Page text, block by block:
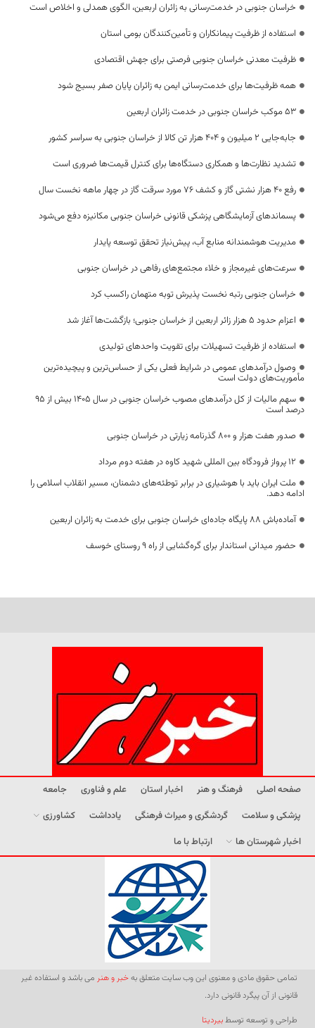
خراسان جنوبی در خدمت‌رسانی به زائران اربعین، الگوی همدلی و اخلاص است
استفاده از ظرفیت پیمانکاران و تأمین‌کنندگان بومی استان
ظرفیت معدنی خراسان جنوبی فرصتی برای جهش اقتصادی
همه ظرفیت‌ها برای خدمت‌رسانی ایمن به زائران پایان صفر بسیج شود
53 موکب خراسان جنوبی در خدمت زائران اربعین
جابه‌جایی 2 میلیون و 404 هزار تن کالا از خراسان جنوبی به سراسر کشور
تشدید نظارت‌ها و همکاری دستگاه‌ها برای کنترل قیمت‌ها ضروری است
رفع 40 هزار نشتی گاز و کشف 76 مورد سرقت گاز در چهار ماهه نخست سال
پسماندهای آزمایشگاهی پزشکی قانونی خراسان جنوبی مکانیزه دفع می‌شود
مدیریت هوشمندانه منابع آب، پیش‌نیاز تحقق توسعه پایدار
سرعت‌های غیرمجاز و خلاء مجتمع‌های رفاهی در خراسان جنوبی
خراسان جنوبی رتبه نخست پذیرش توبه متهمان راکسب کرد
اعزام حدود 5 هزار زائر اربعین از خراسان جنوبی؛ بازگشت‌ها آغاز شد
استفاده از ظرفیت تسهیلات برای تقویت واحدهای تولیدی
وصول درآمدهای عمومی در شرایط فعلی یکی از حساس‌ترین و پیچیده‌ترین
مأموریت‌های دولت است
سهم مالیات از کل درآمدهای مصوب خراسان جنوبی در سال ۱۴۰۵ بیش از ۹۵
درصد است
صدور هفت هزار و ۸۰۰ گذرنامه زیارتی در خراسان جنوبی
۱۲ پرواز فرودگاه بین المللی شهید کاوه در هفته دوم مرداد
ملت ایران باید با هوشیاری در برابر توطئه‌های دشمنان، مسیر انقلاب اسلامی را
ادامه دهد.
آماده‌باش ۸۸ پایگاه جاده‌ای خراسان جنوبی برای خدمت به زائران اربعین
حضور میدانی استاندار برای گره‌گشایی از راه ۹ روستای خوسف
صفحه اصلی فرهنگ و هنر اخبار استان علم و فناوری
جامعه
پزشکی و سلامت
گردشگری و میراث فرهنگی یادداشت
کشاورزی
اخبار شهرستان ها
ارتباط با ما
تمامی حقوق مادی و معنوی این وب سایت متعلق بهخبر و هنر می باشد و استفاده غیر
قانونی از آن پیگرد قانونی دارد.
طراحی و توسعه توسطبیردیتا